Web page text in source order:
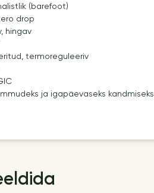
(barefoot)
drop
hingav
termoreguleeriv
ja igapäevaseks kandmiseks